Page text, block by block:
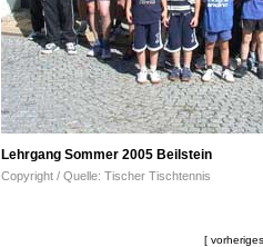
Lehrgang Sommer 2005 Beilstein
Copyright / Quelle: Tischer Tischtennis
[